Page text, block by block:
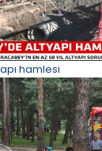
hamlesi